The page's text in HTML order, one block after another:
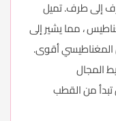
إلى طرف. تميل
، مما يشير إلى
المغناطيسي أقوى.
المجال
من القطب